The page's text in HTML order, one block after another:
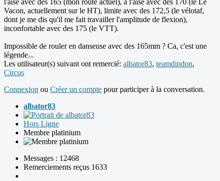
l'aise avec des 165 (mon route actuel), à l'aise avec des 170 (le Le
Vacon, actuellement sur le HT), limite avec des 172,5 (le vélotaf,
dont je me dis qu'il me fait travailler l'amplitude de flexion),
inconfortable avec des 175 (le VTT).
Impossible de rouler en danseuse avec des 165mm ? Ca, c'est une
légende...
Les utilisateur(s) suivant ont remercié: albator83, teamdindon,
Circus
Connexion ou Créer un compte pour participer à la conversation.
albator83
Hors Ligne
Membre platinium
Messages : 12468
Remerciements reçus 1633